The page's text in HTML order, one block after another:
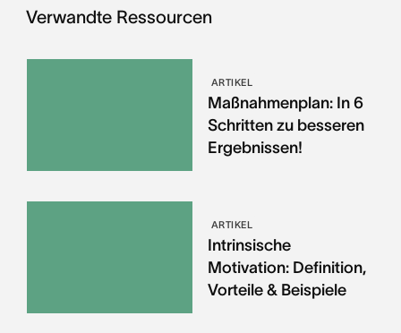
Verwandte Ressourcen
ARTIKEL
Maßnahmenplan: In 6
Schritten zu besseren
Ergebnissen!
ARTIKEL
Intrinsische
Motivation: Definition,
Vorteile & Beispiele